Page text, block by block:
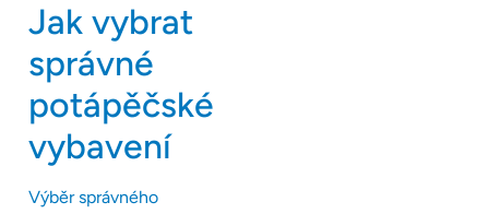
Jak vybrat
správné
potápěčské
vybavení
Výběr správného